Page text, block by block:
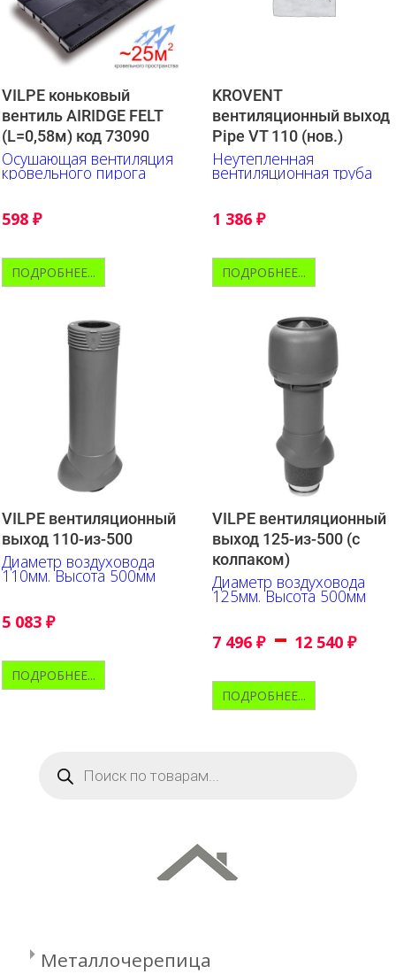
VILPE коньковый
вентиль AIRIDGE FELT
(L=0,58м) код 73090
Осушающая вентиляция
кровельного пирога
598 ₽
ПОДРОБНЕЕ...
KROVENT
вентиляционный выход
Pipe VT 110 (нов.)
Неутепленная
вентиляционная труба
1 386 ₽
ПОДРОБНЕЕ...
VILPE вентиляционный
выход 110-из-500
Диаметр воздуховода
110мм. Высота 500мм
5 083 ₽
ПОДРОБНЕЕ...
VILPE вентиляционный
выход 125-из-500 (с
колпаком)
Диаметр воздуховода
125мм. Высота 500мм
7 496 ₽ – 12 540 ₽
ПОДРОБНЕЕ...
товаров
Металлочерепица